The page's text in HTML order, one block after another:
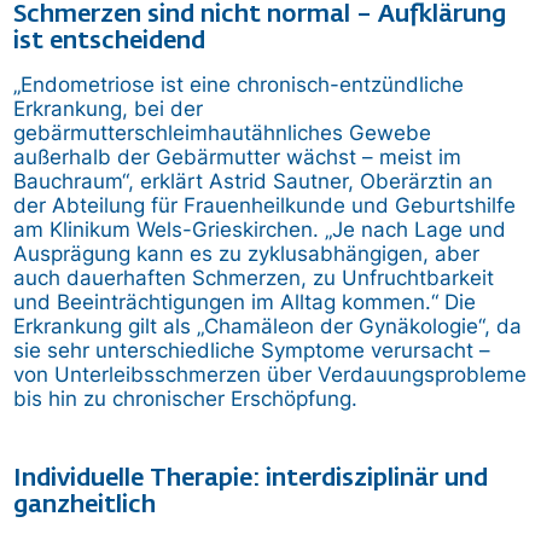
Schmerzen sind nicht normal – Aufklärung
ist entscheidend
„Endometriose ist eine chronisch-entzündliche
Erkrankung, bei der
gebärmutterschleimhautähnliches Gewebe
außerhalb der Gebärmutter wächst – meist im
Bauchraum“, erklärt Astrid Sautner, Oberärztin an
der Abteilung für Frauenheilkunde und Geburtshilfe
am Klinikum Wels-Grieskirchen. „Je nach Lage und
Ausprägung kann es zu zyklusabhängigen, aber
auch dauerhaften Schmerzen, zu Unfruchtbarkeit
und Beeinträchtigungen im Alltag kommen.“ Die
Erkrankung gilt als „Chamäleon der Gynäkologie“, da
sie sehr unterschiedliche Symptome verursacht –
von Unterleibsschmerzen über Verdauungsprobleme
bis hin zu chronischer Erschöpfung.
Individuelle Therapie: interdisziplinär und
ganzheitlich